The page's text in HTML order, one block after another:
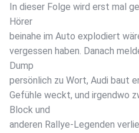
In dieser Folge wird erst mal
Hörer
beinahe im Auto explodiert
vergessen haben. Danach
Dump
persönlich zu Wort, Audi baut
Gefühle weckt, und irgendwo
Block und
anderen Rallye-Legenden